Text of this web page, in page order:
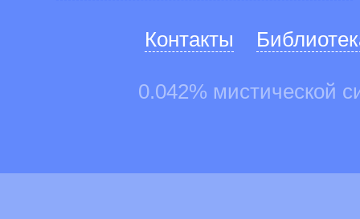
Контакты
0.042% мистической